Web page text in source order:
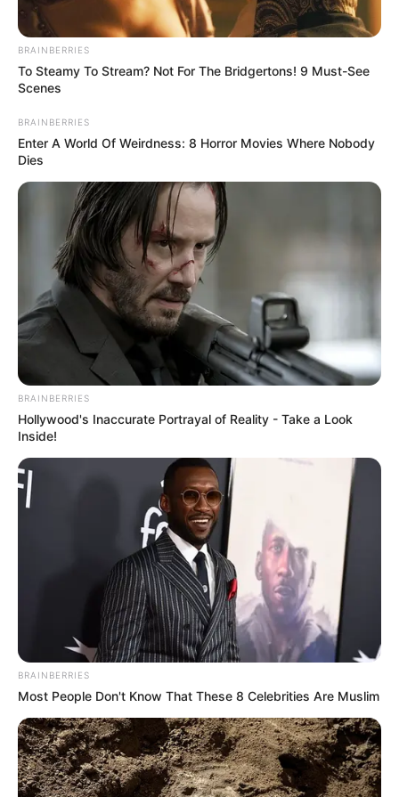
BRAINBERRIES
To Steamy To Stream? Not For The Bridgertons! 9 Must-See
Scenes
BRAINBERRIES
Enter A World Of Weirdness: 8 Horror Movies Where Nobody
Dies
BRAINBERRIES
Hollywood's Inaccurate Portrayal of Reality - Take a Look
Inside!
BRAINBERRIES
Most People Don't Know That These 8 Celebrities Are Muslim